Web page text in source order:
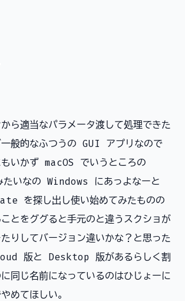
ら適当なパラメータ渡して処理できた
一般的なふつうの GUI アプリなので
いかず macOS でいうところの
いなの Windows にあっよなーと
を探し出し使い始めてみたものの
とをググると手元のと違うスクショが
りしてバージョン違いかな？と思った
版と Desktop 版があるらしく割
同じ名前になっているのはひじょーに
めてほしい。